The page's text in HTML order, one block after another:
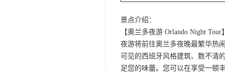
景点介绍：
【奥兰多夜游 Orlando Night Tour
夜游将前往奥兰多夜晚最繁华热
可见的西班牙风格建筑、数不清
足您的味蕾。您可以在享受一顿